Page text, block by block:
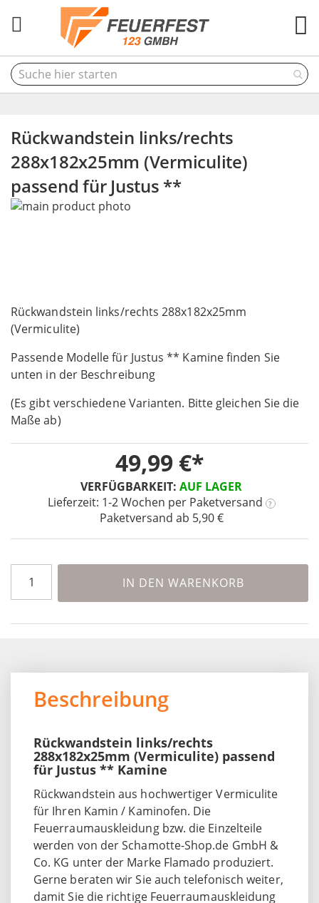
Rückwandstein links/rechts
288x182x25mm (Vermiculite)
passend für Justus **
Rückwandstein links/rechts 288x182x25mm
(Vermiculite)
Passende Modelle für Justus ** Kamine finden Sie
unten in der Beschreibung
(Es gibt verschiedene Varianten. Bitte gleichen Sie die
Maße ab)
VERFÜGBARKEIT: AUF LAGER
Lieferzeit: 1-2 Wochen per Paketversand ?
Paketversand ab 5,90 €
49,99 €
IN DEN WARENKORB
Skip
gallery
to
the
of
the
gallery
Beschreibung
Rückwandstein links/rechts
288x182x25mm (Vermiculite) passend
für Justus ** Kamine
Rückwandstein aus hochwertiger Vermiculite
für Ihren Kamin / Kaminofen. Die
Feuerraumauskleidung bzw. die Einzelteile
werden von der Schamotte-Shop.de GmbH &
Co. KG unter der Marke Flamado produziert.
Gerne beraten wir Sie auch telefonisch weiter,
damit Sie die richtige Feuerraumauskleidung